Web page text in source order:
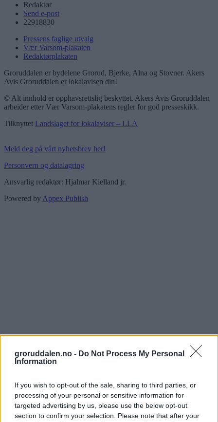
groruddalen.no - Do Not Process My Personal
Information
If you wish to opt-out of the sale, sharing to third parties, or
processing of your personal or sensitive information for
targeted advertising by us, please use the below opt-out
section to confirm your selection. Please note that after your
Redaktør
Send e-post
22918830
Pressens faglige utvalg
Vær Varsom-plakaten
Redaktørplakaten
Groruddalen er bydelene Grorud, Bjerke, Alna og Stovner. Akers
Avis Groruddalen er lokalavisen din!
© Alt innhold er opphavsrettslig beskyttet. Akers Avis Groruddalen
arbeider etter Vær Varsom-plakatens regler for god presseskikk.
Tilknyttet Landslaget for lokalaviser – LLA
Meld deg på vårt nyhetsbrev her!
Personvern og datalagring
Ansvarlig redaktør: Hjalmar Kielland jr.
Powered by Appex Publish